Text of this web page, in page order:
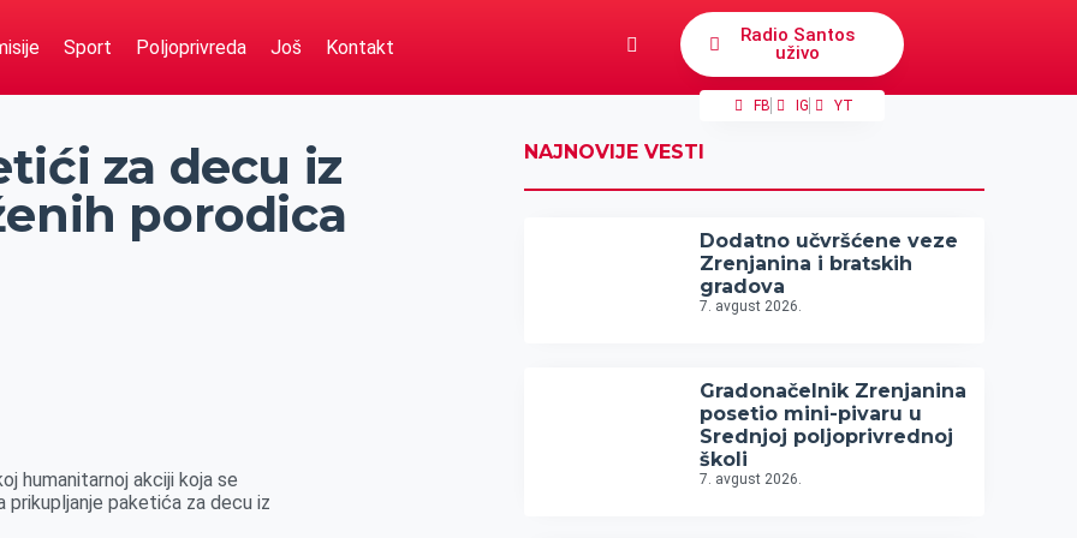
Sport Poljoprivreda Još Kontakt
Radio Santos
uživo
FB IG YT
za decu iz
porodica
humanitarnoj akciji koja se
prikupljanje paketića za decu iz
NAJNOVIJE VESTI
Dodatno učvršćene veze
Zrenjanina i bratskih
gradova
7. avgust 2026.
Gradonačelnik Zrenjanina
posetio mini-pivaru u
Srednjoj poljoprivrednoj
školi
7. avgust 2026.